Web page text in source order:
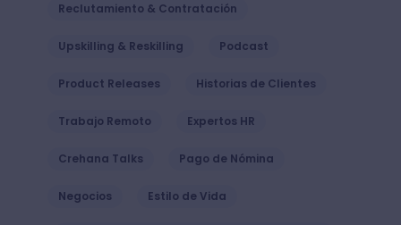
Reclutamiento & Contratación
Upskilling & Reskilling Podcast
Product Releases Historias de Clientes
Trabajo Remoto Expertos HR
Crehana Talks Pago de Nómina
Negocios Estilo de Vida